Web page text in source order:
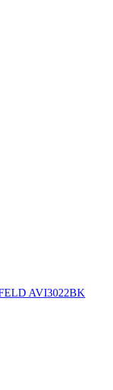
AVI3022BK